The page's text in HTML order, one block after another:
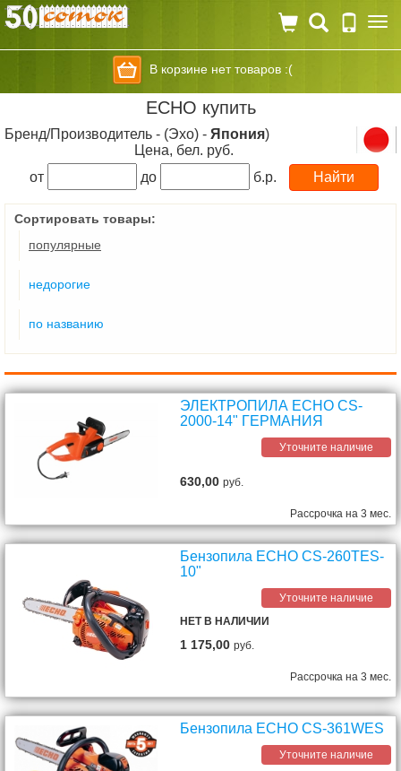
В корзине нет товаров :(
ECHO купить
Бренд/Производитель - (Эхо) - Япония)
Цена, бел. руб.
от
до б.р.
Сортировать товары:
популярные
недорогие
по названию
ЭЛЕКТРОПИЛА ECHO CS-
2000-14" ГЕРМАНИЯ
Уточните наличие
630,00руб.
Рассрочка на 3 мес.
Бензопила ECHO CS-260TES-
10"
Уточните наличие
НЕТ В НАЛИЧИИ
1 175,00руб.
Рассрочка на 3 мес.
Бензопила ECHO CS-361WES
Уточните наличие